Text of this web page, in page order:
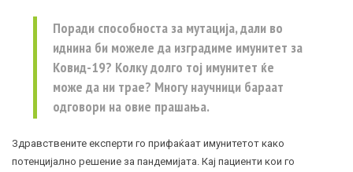
Поради способноста за мутација, дали во
иднина би можеле да изградиме имунитет за
Ковид-19? Kолку долго тој имунитет ќе
може да ни трае? Многу научници бараат
одговори на овие прашања.
Здравствените експерти го прифаќаат имунитетот како
потенцијално решение за пандемијата. Каj пациенти кои го